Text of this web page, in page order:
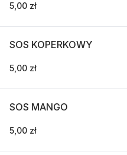
5,00 zł
SOS KOPERKOWY
5,00 zł
SOS MANGO
5,00 zł